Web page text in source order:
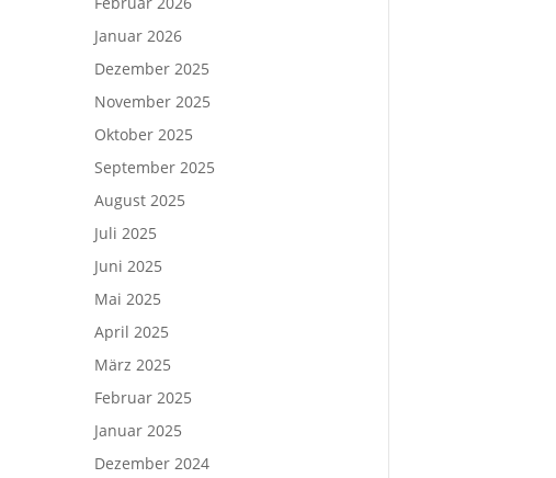
Januar 2026
Dezember 2025
November 2025
Oktober 2025
September 2025
August 2025
Juli 2025
Juni 2025
Mai 2025
April 2025
März 2025
Februar 2025
Januar 2025
Dezember 2024